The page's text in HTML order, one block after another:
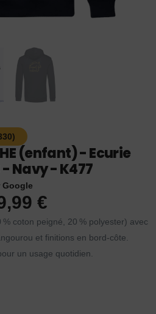
(enfant) - Ecurie
Navy - K477
Google
€
coton peigné, 20 % polyester) avec
et finitions en bord-côte.
un usage quotidien.